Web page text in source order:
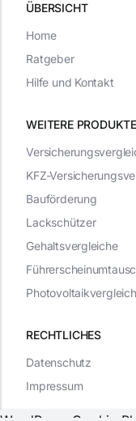
ÜBERSICHT
WEITERE PRODUKTE
RECHTLICHES
Datenschutz
Impressum
KFZ-
Bauförderung
Lackschützer
Gehaltsvergleiche
Photovoltaikvergleich
Home
Ratgeber
Hilfe und Kontakt